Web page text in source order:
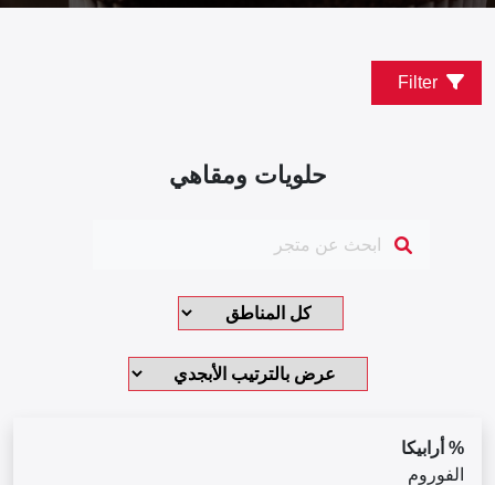
Filter
حلويات ومقاهي
% أرابيكا
الفوروم